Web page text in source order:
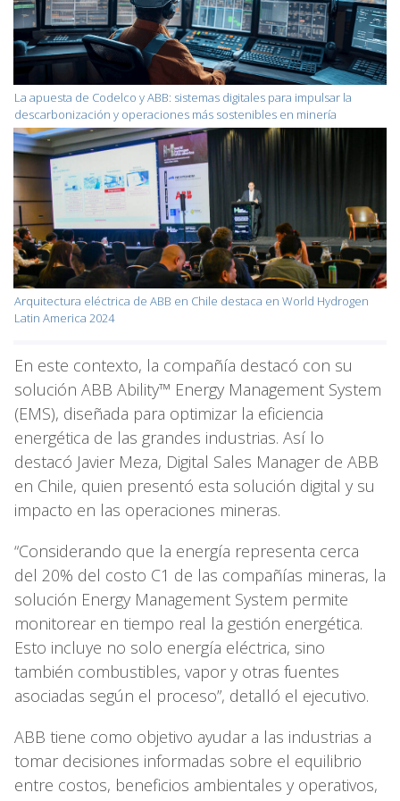
La apuesta de Codelco y ABB: sistemas digitales para impulsar la
descarbonización y operaciones más sostenibles en minería
Arquitectura eléctrica de ABB en Chile destaca en World Hydrogen
Latin America 2024
En este contexto, la compañía destacó con su
solución ABB Ability™ Energy Management System
(EMS), diseñada para optimizar la eficiencia
energética de las grandes industrias. Así lo
destacó Javier Meza, Digital Sales Manager de ABB
en Chile, quien presentó esta solución digital y su
impacto en las operaciones mineras.
“Considerando que la energía representa cerca
del 20% del costo C1 de las compañías mineras, la
solución Energy Management System permite
monitorear en tiempo real la gestión energética.
Esto incluye no solo energía eléctrica, sino
también combustibles, vapor y otras fuentes
asociadas según el proceso”, detalló el ejecutivo.
ABB tiene como objetivo ayudar a las industrias a
tomar decisiones informadas sobre el equilibrio
entre costos, beneficios ambientales y operativos,